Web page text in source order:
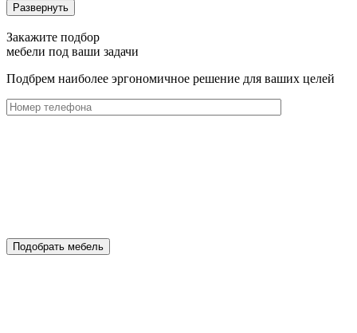
Развернуть
Закажите подбор
мебели под ваши задачи
Подбрем наиболее эргономичное решение для ваших целей
Подобрать мебель